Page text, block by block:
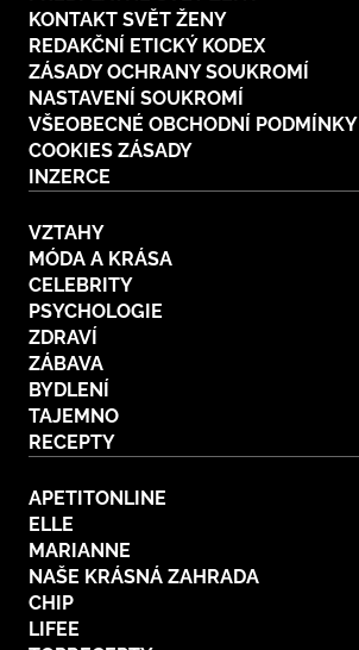
KONTAKT SVĚT ŽENY
REDAKČNÍ ETICKÝ KODEX
ZÁSADY OCHRANY SOUKROMÍ
NASTAVENÍ SOUKROMÍ
VŠEOBECNÉ OBCHODNÍ PODMÍNKY
COOKIES ZÁSADY
INZERCE
VZTAHY
MÓDA A KRÁSA
CELEBRITY
PSYCHOLOGIE
ZDRAVÍ
ZÁBAVA
BYDLENÍ
TAJEMNO
RECEPTY
APETITONLINE
ELLE
MARIANNE
NAŠE KRÁSNÁ ZAHRADA
CHIP
LIFEE